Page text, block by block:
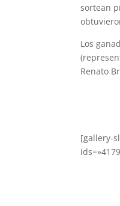
sortean
Los
Renato
[gallery-